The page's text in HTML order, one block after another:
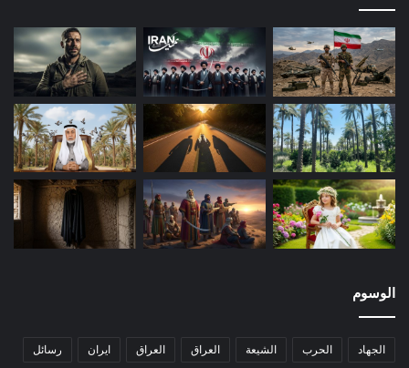
الوسوم
الجهاد الحرب الشيعة العراق العراق ايران رسائل